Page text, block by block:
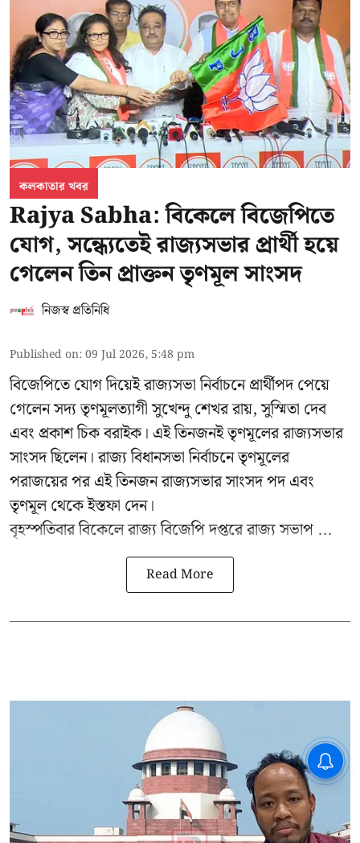
কলকাতার খবর
Rajya Sabha: বিকেলে বিজেপিতে
যোগ, সন্ধ্যেতেই রাজ্যসভার প্রার্থী হয়ে
গেলেন তিন প্রাক্তন তৃণমূল সাংসদ
নিজস্ব প্রতিনিধি
Published on:09 Jul 2026, 5:48 pm
বিজেপিতে যোগ দিয়েই রাজ্যসভা নির্বাচনে প্রার্থীপদ পেয়ে
গেলেন সদ্য তৃণমূলত্যাগী সুখেন্দু শেখর রায়, সুস্মিতা দেব
এবং প্রকাশ চিক বরাইক। এই তিনজনই তৃণমূলের রাজ্যসভার
সাংসদ ছিলেন। রাজ্য বিধানসভা নির্বাচনে তৃণমূলের
পরাজয়ের পর এই তিনজন রাজ্যসভার সাংসদ পদ এবং
তৃণমূল থেকে ইস্তফা দেন।
বৃহস্পতিবার বিকেলে রাজ্য বিজেপি দপ্তরেরাজ্য সভাপ ...
Read More
CPIM: ৬০ লক্ষ নাম বিবেচনাধীন রেখে
ভোট ঘোষণার প্রতিবাদ - আদালতের
দ্বারস্থ হবে সিপিআইএম